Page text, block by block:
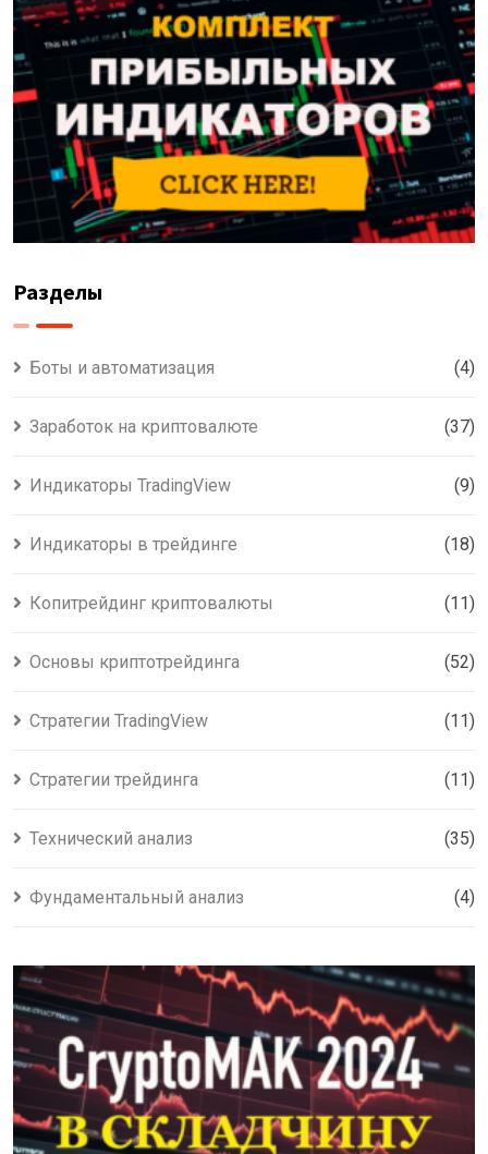
Разделы
Боты и автоматизация (4)
Заработок на криптовалюте (37)
Индикаторы TradingView (9)
Индикаторы в трейдинге (18)
Копитрейдинг криптовалюты (11)
Основы криптотрейдинга (52)
Стратегии TradingView (11)
Стратегии трейдинга (11)
Технический анализ (35)
Фундаментальный анализ (4)